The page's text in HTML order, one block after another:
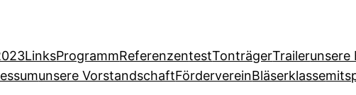
LinksProgrammReferenzentestTonträgerTrailerunsere
unsere VorstandschaftFördervereinBläserklasse